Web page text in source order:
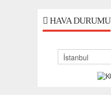
HAVA DURUMU